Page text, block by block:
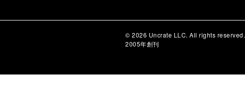
© 2026 Uncrate LLC. All rights reserved.
2005年創刊